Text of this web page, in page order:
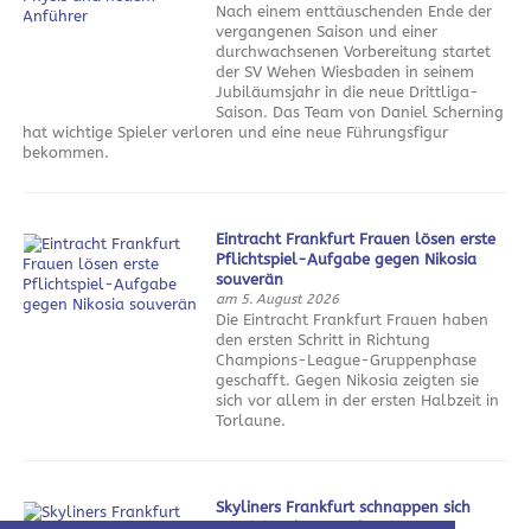
Nach einem enttäuschenden Ende der
vergangenen Saison und einer
durchwachsenen Vorbereitung startet
der SV Wehen Wiesbaden in seinem
Jubiläumsjahr in die neue Drittliga-
Saison. Das Team von Daniel Scherning
hat wichtige Spieler verloren und eine neue Führungsfigur
bekommen.
Eintracht Frankfurt Frauen lösen erste
Pflichtspiel-Aufgabe gegen Nikosia
souverän
am 5. August 2026
Die Eintracht Frankfurt Frauen haben
den ersten Schritt in Richtung
Champions-League-Gruppenphase
geschafft. Gegen Nikosia zeigten sie
sich vor allem in der ersten Halbzeit in
Torlaune.
Skyliners Frankfurt schnappen sich